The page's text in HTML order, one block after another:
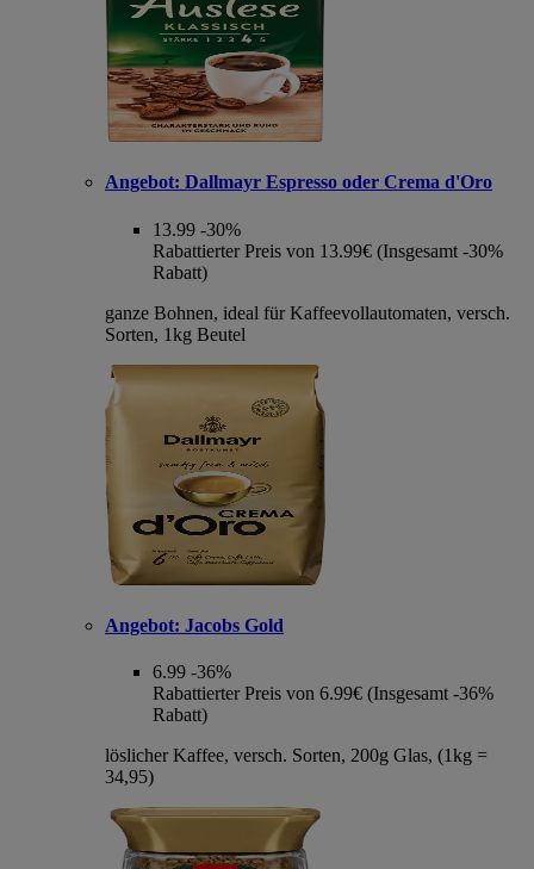
Angebot: Dallmayr Espresso oder Crema d'Oro
13.99 -30%
Rabattierter Preis von 13.99€ (Insgesamt -30%
Rabatt)
ganze Bohnen, ideal für Kaffeevollautomaten, versch.
Sorten, 1kg Beutel
Angebot: Jacobs Gold
6.99 -36%
Rabattierter Preis von 6.99€ (Insgesamt -36%
Rabatt)
löslicher Kaffee, versch. Sorten, 200g Glas, (1kg =
34,95)